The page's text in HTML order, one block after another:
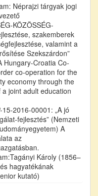
Néprajzi tárgyak jogi
KÖZÖSSÉG-
szakemberek
valamint a
Szekszárdon”
Hungary-Croatia Co-
co-operation for the
economy through the
joint adult education
2016-00001: „A jó
fejlesztés” (Nemzeti
A
az
Károly (1856–
hagyatékának
kutató)